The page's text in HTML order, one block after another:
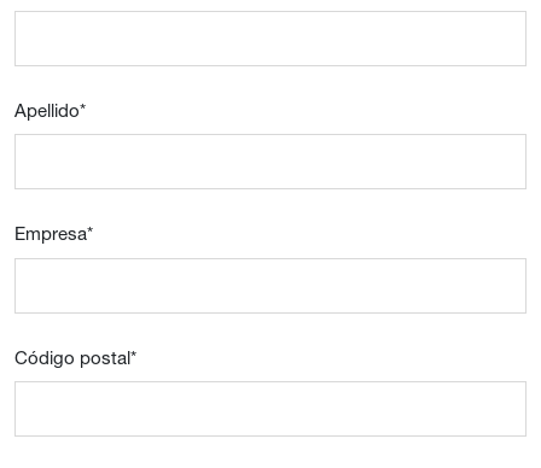
Apellido*
Empresa*
Código postal*